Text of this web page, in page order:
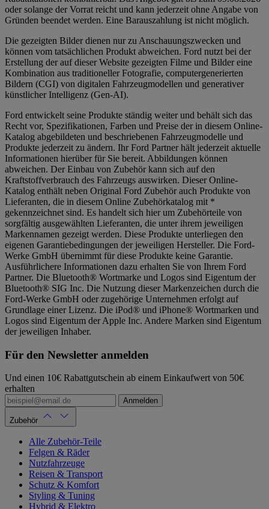
oder solange der Vorrat reicht und kann jederzeit ohne Angabe von
Gründen beendet werden. Eine Barauszahlung ist nicht möglich.
Die gezeigten Bilder dienen nur zu Anschauungszwecken und
können vom tatsächlichen Produkt abweichen. Ford nutzt bei der
Erstellung der auf dieser Website gezeigten Filme und Bilder eine
Kombination aus traditioneller Fotografie, computergenerierten
Bildern (CGI) von digitalen Fahrzeugmodellen und generativer
künstlicher Intelligenz (Gen-AI).
Ford entwickelt seine Produkte ständig weiter und behält sich das
Recht vor, Spezifikationen, Farben und Preise der in diesem Online-
Katalog abgebildeten und beschriebenen Fahrzeugmodelle und
Produkte jederzeit zu ändern. Ihr Ford Partner hält jederzeit aktuelle
Informationen hierüber für Sie bereit. Abbildungen können
abweichen. Der Einbau von Zubehör kann sich auf den
Kraftstoffverbrauch des Fahrzeugs auswirken. Dieser Online-
Katalog enthält neben Original Ford Zubehör auch Produkte von
Lieferanten, die in diesem Online Zubehörkatalog mit *
gekennzeichnet sind. Es handelt sich hier um Zubehörteile von
sorgfältig ausgewählten Lieferanten, die unter ihrem jeweiligen
Markennamen gezeigt werden. Diese Produkte unterliegen den
eigenen Garantiebedingungen der jeweiligen Hersteller. Die Ford-
Werke GmbH übernimmt für diese Produkte keine Garantie.
Ausführlichere Informationen dazu erhalten Sie von Ihrem Ford
Partner. Die Bluetooth® Wortmarke und Logos sind Eigentum der
Bluetooth® SIG Inc. Die Nutzung dieser Markenzeichen durch die
Ford-Werke GmbH oder zugehörige Unternehmen erfolgt auf
Grundlage einer Lizenz. Die iPod® und iPhone® Wortmarken und
Logos sind Eigentum der Apple Inc. Andere Marken sind Eigentum
der jeweiligen Inhaber.
Für den Newsletter anmelden
Und einen 10€ Rabattgutschein ab einem Einkaufwert von 50€
erhalten
Anmelden
Zubehör
Alle Zubehör-Teile
Felgen & Räder
Nutzfahrzeuge
Reisen & Transport
Schutz & Komfort
Styling & Tuning
Hybrid & Elektro